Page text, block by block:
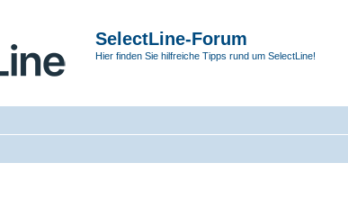
SelectLine-Forum
Hier finden Sie hilfreiche Tipps rund um SelectLine!